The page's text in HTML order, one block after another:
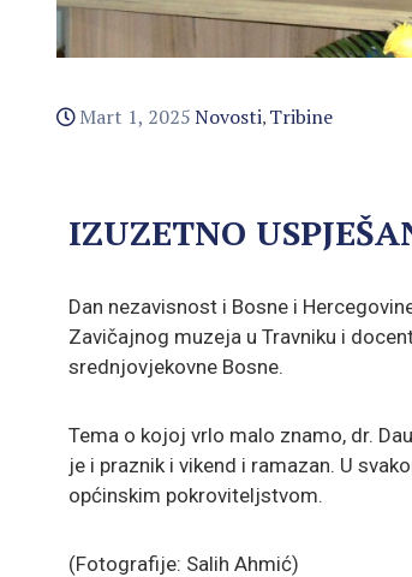
Mart 1, 2025Novosti‚ Tribine
IZUZETNO
Dan nezavisnost i Bosne i
Zavičajnog muzeja u Travniku i
srednjovjekovne Bosne.
Tema o kojoj vrlo malo znamo, dr.
je i praznik i vikend i ramazan. U
općinskim pokroviteljstvom.
(Fotografije: Salih Ahmić)